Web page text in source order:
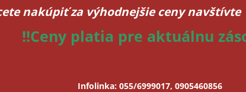
nakúpiť za výhodnejšie ceny navštívte
!!Ceny platia pre aktuálnu
Infolinka: 055/6999017, 0905460856